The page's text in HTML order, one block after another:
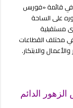
في قائمة «فوربس
حضوره على الساحة
مستقبلية
مختلف القطاعات
والابتكار.
الدائم